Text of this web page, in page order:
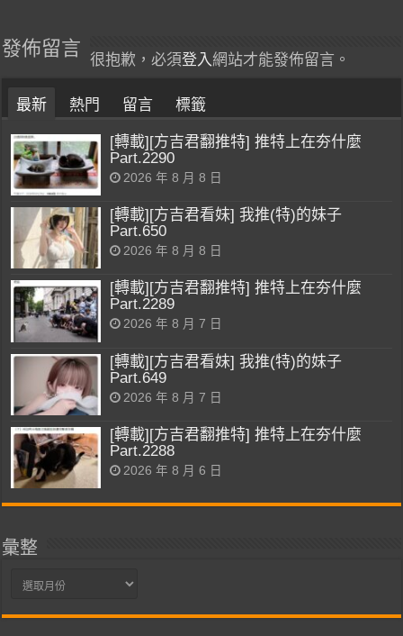
發佈留言
很抱歉，必須登入網站才能發佈留言。
最新 熱門 留言 標籤
[轉載][方吉君翻推特] 推特上在夯什麼
Part.2290
2026 年 8 月 8 日
[轉載][方吉君看妹] 我推(特)的妹子
Part.650
2026 年 8 月 8 日
[轉載][方吉君翻推特] 推特上在夯什麼
Part.2289
2026 年 8 月 7 日
[轉載][方吉君看妹] 我推(特)的妹子
Part.649
2026 年 8 月 7 日
[轉載][方吉君翻推特] 推特上在夯什麼
Part.2288
2026 年 8 月 6 日
彙整
彙